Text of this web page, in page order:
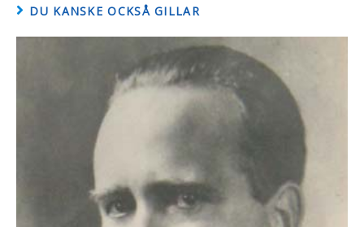
DU KANSKE OCKSÅ GILLAR